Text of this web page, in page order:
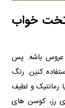
تخت خواب
عروس باشه. پس
کنین. رنگ
رمانتیک و لطیف
رز، کوسن های